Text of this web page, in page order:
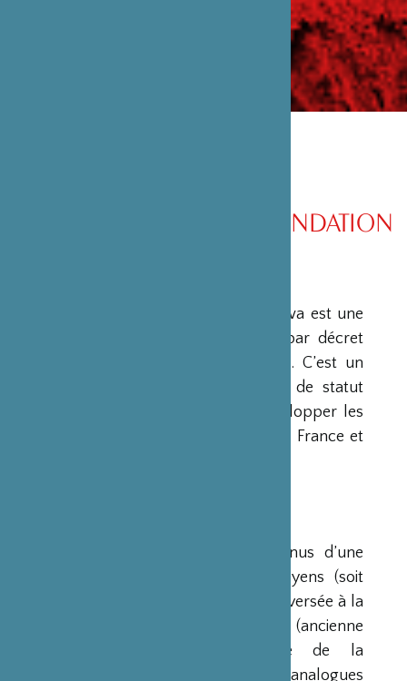
PRÉSENTATION DE LA FONDATION
La Fondation Franco-Japonaise Sasakawa est une
fondation reconnue d’utilité publique par décret
du Premier Ministre du 23 mars 1990. C’est un
organisme privé, sans but lucratif et de statut
français, qui a pour mission de « développer les
relations culturelles et d’amitié entre la France et
Ses ressources proviennent des revenus d’une
dotation initiale de trois milliards de yens (soit
environ 20 millions d’euros à l’époque) versée à la
France par la Fondation Nippon (ancienne
Fondation de l’Industrie Japonaise de la
Construction Navale). Des institutions analogues